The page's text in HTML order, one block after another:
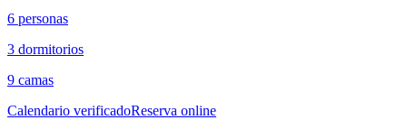
6 personas
3 dormitorios
9 camas
Calendario verificadoReserva online